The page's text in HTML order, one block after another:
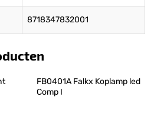
8718347832001
FB0401A Falkx Koplamp led
Comp I